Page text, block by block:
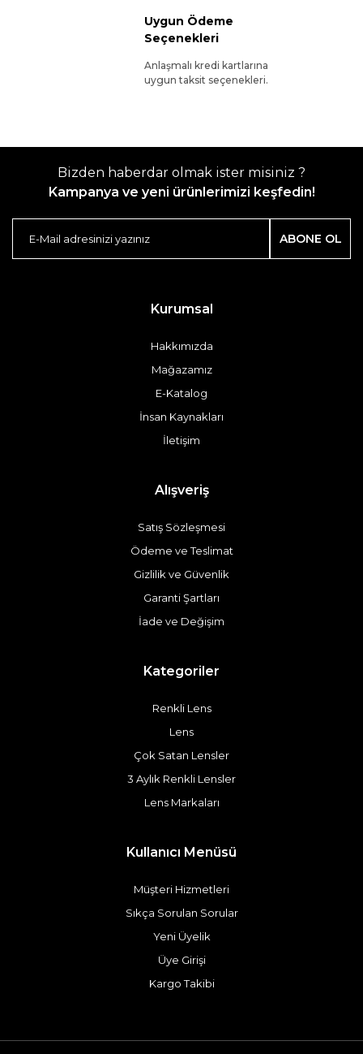
Uygun Ödeme
Seçenekleri
Anlaşmalı kredi kartlarına
uygun taksit seçenekleri.
Bizden haberdar olmak ister misiniz ?
Kampanya ve yeni ürünlerimizi keşfedin!
ABONE OL
Kurumsal
Hakkımızda
Mağazamız
E-Katalog
İnsan Kaynakları
İletişim
Alışveriş
Satış Sözleşmesi
Ödeme ve Teslimat
Gizlilik ve Güvenlik
Garanti Şartları
İade ve Değişim
Kategoriler
Renkli Lens
Lens
Çok Satan Lensler
3 Aylık Renkli Lensler
Lens Markaları
Kullanıcı Menüsü
Müşteri Hizmetleri
Sıkça Sorulan Sorular
Yeni Üyelik
Üye Girişi
Kargo Takibi